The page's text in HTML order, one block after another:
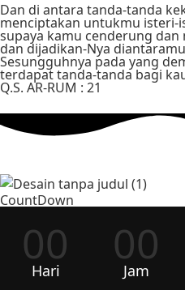
Dan di antara tanda-tanda
menciptakan untukmu isteri-
supaya kamu cenderung
dan dijadikan-Nya
Sesungguhnya pada yang
terdapat tanda-tanda bagi
Q.S. AR-RUM : 21
CountDown
00
Hari 00
Jam